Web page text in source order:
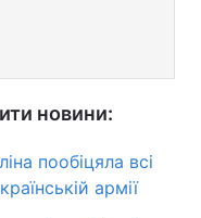
новини:
пообіцяла всі
армії